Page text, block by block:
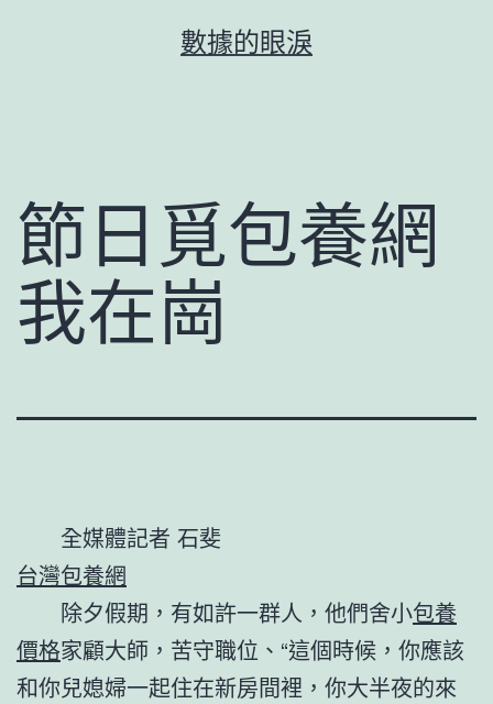
數據的眼淚
節日覓包養網
我在崗
全媒體記者 石斐
台灣包養網
除夕假期，有如許一群人，他們舍小包養
價格家顧大師，苦守職位、“這個時候，你應該
和你兒媳婦一起住在新房間裡，你大半夜的來